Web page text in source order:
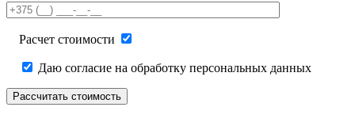
field
empty.
Расчет стоимости
Даю согласие на обработку персональных данных